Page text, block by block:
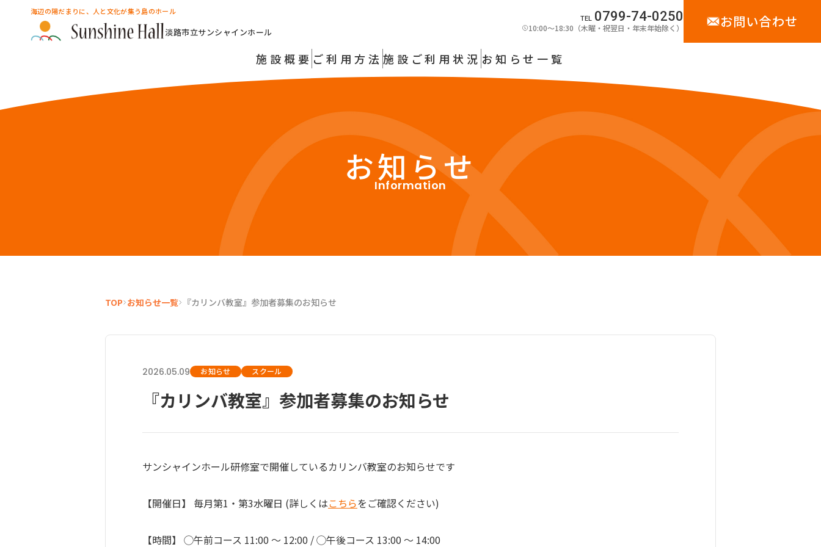
海辺の陽だまりに、人と文化が集う島のホール
淡路市立サンシャインホール
TEL0799-74-0250
10:00〜18:30（木曜・祝翌日・年末年始除く） お問い合わせ
施設概要 ご利用方法 施設ご利用状況 お知らせ一覧
お知らせ
Information
TOP お知らせ一覧 『カリンバ教室』参加者募集のお知らせ
2026.05.09 お知らせ スクール
『カリンバ教室』参加者募集のお知らせ
サンシャインホール研修室で開催しているカリンバ教室のお知らせです
【開催日】 毎月第1・第3水曜日 (詳しくはこちらをご確認ください)
【時間】 ◯午前コース 11:00 ～ 12:00 / ◯午後コース 13:00 ～ 14:00